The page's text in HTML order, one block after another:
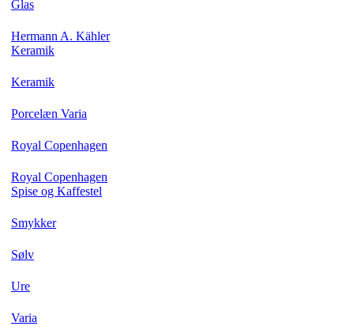
Glas
Hermann A. Kähler
Keramik
Keramik
Porcelæn Varia
Royal Copenhagen
Royal Copenhagen
Spise og Kaffestel
Smykker
Sølv
Ure
Varia